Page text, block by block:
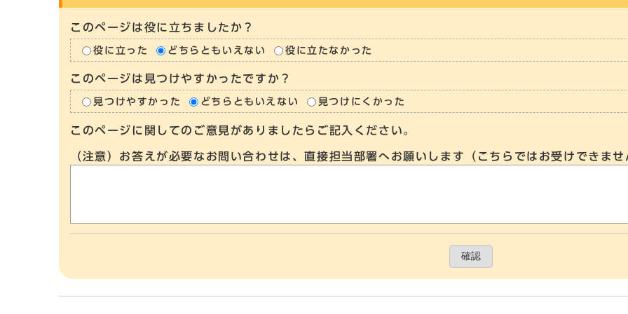
このページは役に立ちましたか？
役に立った どちらともいえない 役に立たなかった
このページは見つけやすかったですか？
見つけやすかった どちらともいえない 見つけにくかった
このページに関してのご意見がありましたらご記入ください。
（注意）お答えが必要なお問い合わせは、直接担当部署へお願いします（こちらではお受けできま
確認